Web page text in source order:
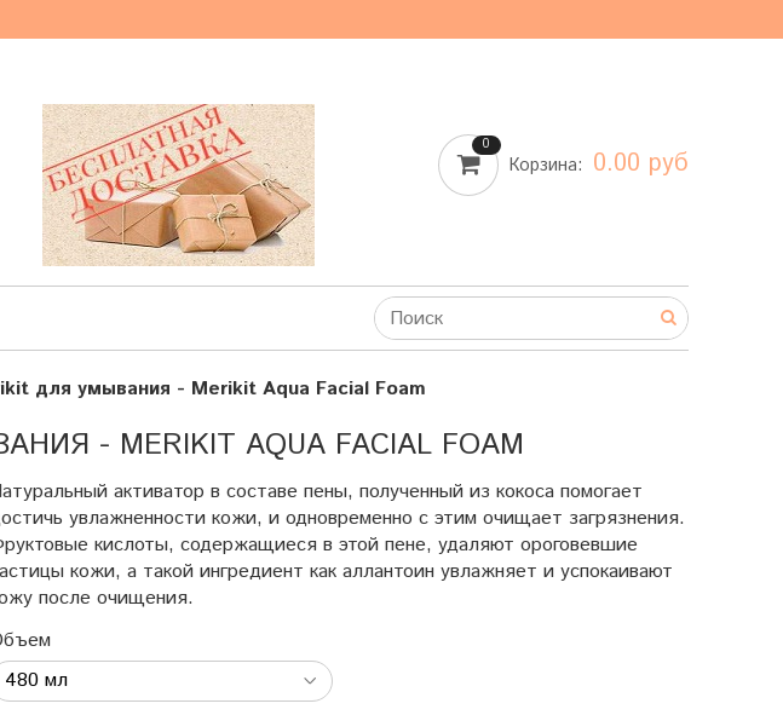
0
Корзина: 0.00 руб
для умывания - Merikit Aqua Facial Foam
- MERIKIT AQUA FACIAL FOAM
активатор в составе пены, полученный из кокоса помогает
увлажненности кожи, и одновременно с этим очищает загрязнения.
кислоты, содержащиеся в этой пене, удаляют ороговевшие
кожи, а такой ингредиент как аллантоин увлажняет и успокаивают
после очищения.